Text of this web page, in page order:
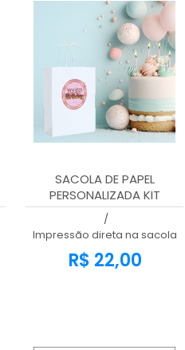
SACOLA DE PAPEL
PERSONALIZADA KIT
/
Impressão direta na sacola
R$ 22,00